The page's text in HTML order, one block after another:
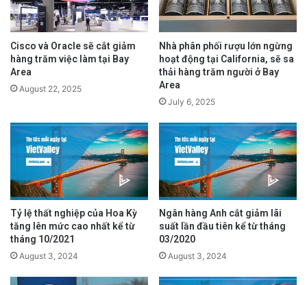
Hiện vẫn chưa rõ nhà hàng nào sẽ hoạt động
tại địa điểm CloudKitchens hoặc khi nào nhà
hàng sẽ mở cửa.
Đầu năm nay, công ty Local Kitchens đã mở
một số hội trường kỹ thuật ẩm thực ở South
Bay, bao gồm một phòng ở phía bắc trung tâm
thành phố San Jose.
Các quán ăn kỹ thuật cho phép một số dịch vụ
Cisco và Oracle sẽ cắt giảm
hàng trăm việc làm tại Bay
Area
August 22, 2025
Nhà phân phối rượu lớn ngừng
hoạt động tại California, sẽ sa
thải hàng trăm người ở Bay
Area
July 6, 2025
Tỷ lệ thất nghiệp của Hoa Kỳ
tăng lên mức cao nhất kể từ
tháng 10/2021
August 3, 2024
Ngân hàng Anh cắt giảm lãi
suất lần đầu tiên kể từ tháng
03/2020
August 3, 2024